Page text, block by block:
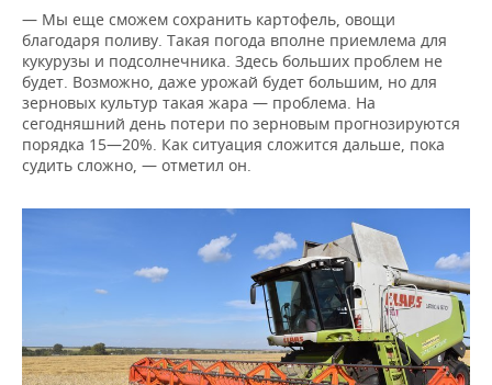
— Мы еще сможем сохранить картофель, овощи
благодаря поливу. Такая погода вполне приемлема для
кукурузы и подсолнечника. Здесь больших проблем не
будет. Возможно, даже урожай будет большим, но для
зерновых культур такая жара — проблема. На
сегодняшний день потери по зерновым прогнозируются
порядка 15—20%. Как ситуация сложится дальше, пока
судить сложно, — отметил он.